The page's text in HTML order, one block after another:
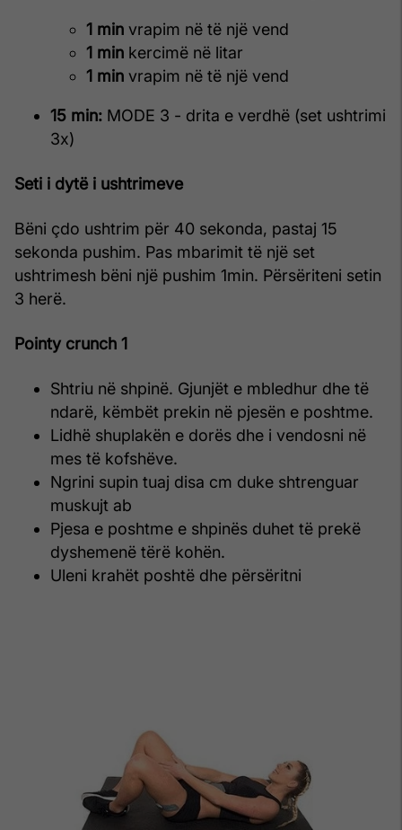
1 min vrapim në të një vend
1 min kercimë në litar
1 min vrapim në të një vend
15 min: MODE 3 - drita e verdhë (set ushtrimi
3x)
Seti i dytë i ushtrimeve
Bëni çdo ushtrim për 40 sekonda, pastaj 15
sekonda pushim. Pas mbarimit të një set
ushtrimesh bëni një pushim 1min. Përsëriteni setin
3 herë.
Pointy crunch 1
Shtriu në shpinë. Gjunjët e mbledhur dhe të
ndarë, këmbët prekin në pjesën e poshtme.
Lidhë shuplakën e dorës dhe i vendosni në
mes të kofshëve.
Ngrini supin tuaj disa cm duke shtrenguar
muskujt ab
Pjesa e poshtme e shpinës duhet të prekë
dyshemenë tërë kohën.
Uleni krahët poshtë dhe përsëritni